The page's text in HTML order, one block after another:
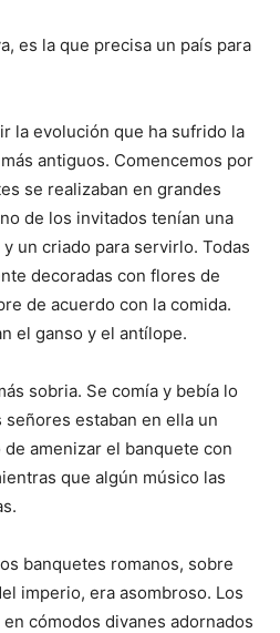
es la que precisa un país para
la evolución que ha sufrido la
antiguos. Comencemos por
se realizaban en grandes
de los invitados tenían una
un criado para servirlo. Todas
decoradas con flores de
de acuerdo con la comida.
el ganso y el antílope.
sobria. Se comía y bebía lo
estaban en ella un
amenizar el banquete con
que algún músico las
banquetes romanos, sobre
imperio, era asombroso. Los
cómodos divanes adornados